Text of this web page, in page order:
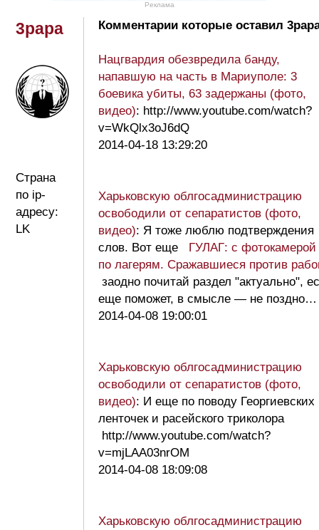
Реклама
3papa
Страна
по ip-
адресу:
LK
Комментарии которые оставил
Нацгвардия обезвредила банду,
напавшую на часть в Мариуполе: 3
боевика убиты, 63 задержаны (фото,
видео): http://www.youtube.com/watch?
v=WkQlx3oJ6dQ
2014-04-18 13:29:20
Харьковскую облгосадминистрацию
освободили от сепаратистов (фото,
видео): Я тоже люблю подтверждения
слов. Вот еще
ГУЛАГ: с фотокамерой
по лагерям. Сражавшиеся против
заодно почитай раздел "актуально",
еще поможет, в смысле — не
2014-04-08 19:00:01
Харьковскую облгосадминистрацию
освободили от сепаратистов (фото,
видео): И еще по поводу Георгиевских
ленточек и расейского триколора
http://www.youtube.com/watch?
v=mjLAA03nrOM
2014-04-08 18:09:08
Харьковскую облгосадминистрацию